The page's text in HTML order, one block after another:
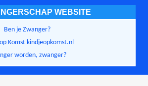
WEBSITE
Ben je Zwanger?
Komst kindjeopkomst.nl
worden, zwanger?